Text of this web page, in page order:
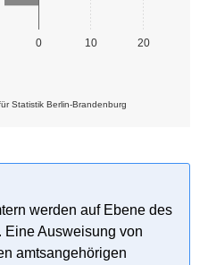
0 10 20
Statistik Berlin-Brandenburg
werden auf Ebene des
Ausweisung von
amtsangehörigen